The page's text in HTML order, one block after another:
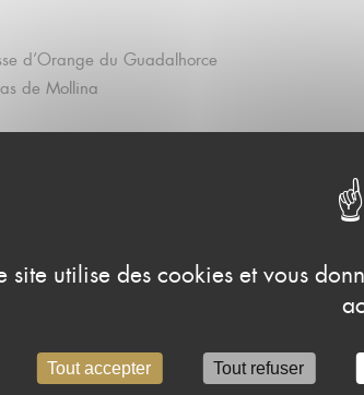
site utilise des cookies et vous
Tout accepter Tout refuser
d’Orange du Guadalhorce
de Mollina
Glace d’avocats
d’Olive Virgen Laguna de Fuente Piedra
Seco